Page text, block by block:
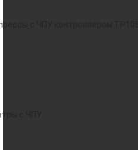
с ЧПУ контроллером TP10S
с ЧПУ